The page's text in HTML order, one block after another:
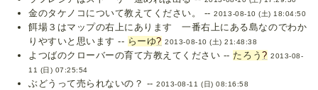
金のタケノコについて教えてください。 --2013-08-10 (土) 18:04:50
餌場３はマップの右上にあります 一番右上にある島なのでわか
りやすいと思います -- らーゆ? 2013-08-10 (土) 21:48:38
よつばのクローバーの育て方教えてください -- たろう? 2013-08-
11 (日) 07:25:54
ぶどうって売られないの？ --2013-08-11 (日) 08:16:58